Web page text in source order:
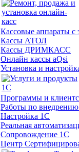
Кассовые аппараты с
Кассы АТОЛ
Кассы ДРИМКАСС
Онлайн кассы aQsi
Установка и
Программы и
Работы по
Настройка 1С
Реальная
Сопровождение 1С
Центр